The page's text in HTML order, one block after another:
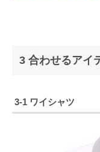
3 合わせるアイ
3-1 ワイシャツ